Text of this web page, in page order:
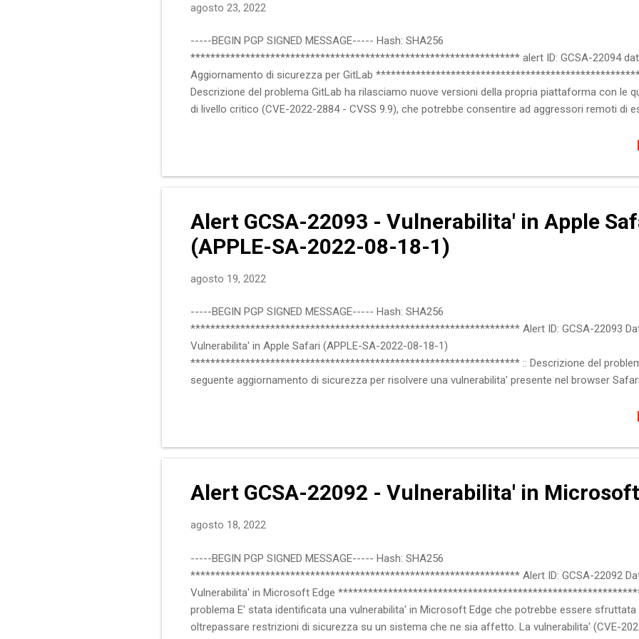
agosto 23, 2022
-----BEGIN PGP SIGNED MESSAGE----- Hash: SHA256
****************************************************************** alert ID: GCSA-22094
Aggiornamento di sicurezza per GitLab
Descrizione del problema GitLab ha rilasciamo nuove versioni della propria piattaforma con le
di livello critico (CVE-2022-2884 - CVSS 9.9), che potrebbe consentire ad aggressori remoti di
"Riferimenti". :: Software interessato GitLab Community Edition (CE) GitLab Enterprise Edition
Alert GCSA-22093 - Vulnerabilita' in Apple
(APPLE-SA-2022-08-18-1)
agosto 19, 2022
-----BEGIN PGP SIGNED MESSAGE----- Hash: SHA256
****************************************************************** Alert ID: GCSA-22093
Vulnerabilita' in Apple Safari (APPLE-SA-2022-08-18-1)
****************************************************************** :: Descrizione del
seguente aggiornamento di sicurezza per risolvere una vulnerabilita' presente nel browser
Safari precedente a 15.6.1 :: Impatto Esecuzione remota di codice arbitrario :: Soluzioni
name=CVE-2022-32893 GARR CERT Newsletter subscribe/unsubscribe: http://www...
Alert GCSA-22092 - Vulnerabilita' in
agosto 18, 2022
-----BEGIN PGP SIGNED MESSAGE----- Hash: SHA256
****************************************************************** Alert ID: GCSA-22092
Vulnerabilita' in Microsoft Edge
problema E' stata identificata una vulnerabilita' in Microsoft Edge che potrebbe essere
oltrepassare restrizioni di sicurezza su un sistema che ne sia affetto. La vulnerabilita' (CVE-